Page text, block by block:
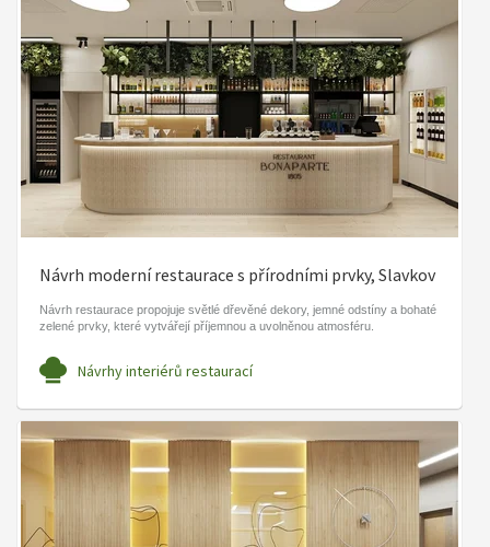
Návrh moderní restaurace s přírodními prvky, Slavkov
Návrh restaurace propojuje světlé dřevěné dekory, jemné odstíny a bohaté
zelené prvky, které vytvářejí příjemnou a uvolněnou atmosféru.
Návrhy interiérů restaurací